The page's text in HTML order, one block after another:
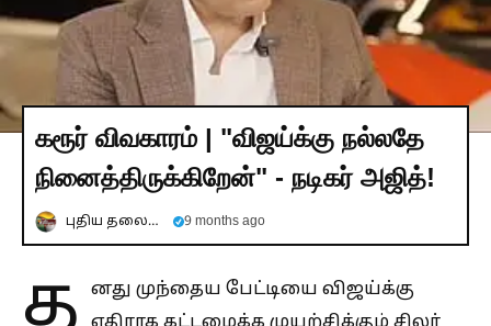
கரூர் விவகாரம் | "விஜய்க்கு நல்லதே
நினைத்திருக்கிறேன்" - நடிகர் அஜித்!
புதிய தலைமுறை 9 months ago
த
னது முந்தைய பேட்டியை விஜய்க்கு